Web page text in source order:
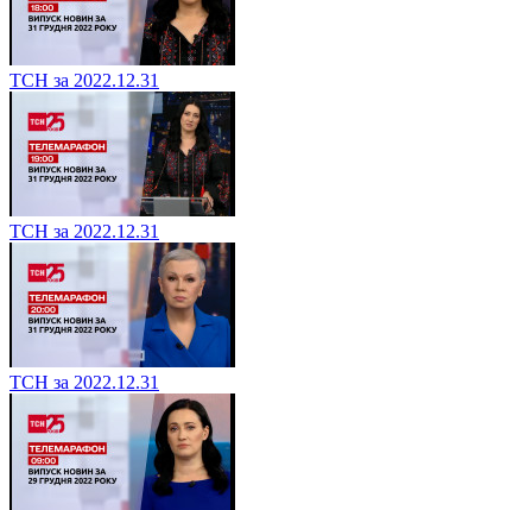
ТСН за 2022.12.31
ТСН за 2022.12.31
ТСН за 2022.12.31